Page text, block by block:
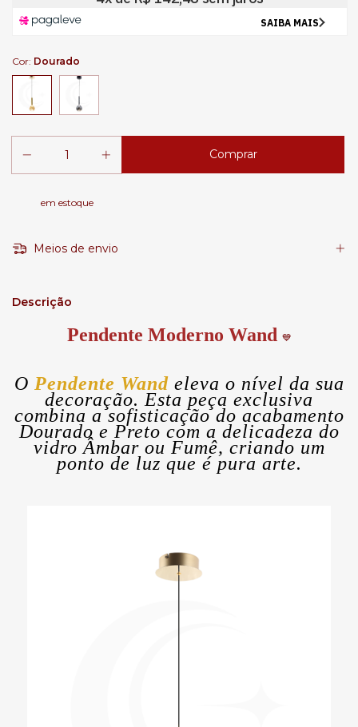
Cor: Dourado
em estoque
Meios de envio
Descrição
Pendente Moderno Wand 💙
O Pendente Wand eleva o nível da sua
decoração. Esta peça exclusiva
combina a sofisticação do acabamento
Dourado e Preto com a delicadeza do
vidro Âmbar ou Fumê, criando um
ponto de luz que é pura arte.